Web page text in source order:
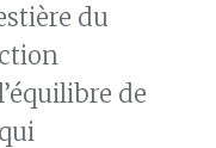
du
de